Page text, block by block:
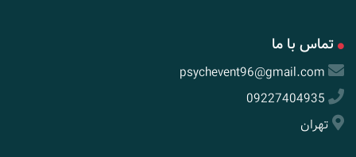
تماس با ما
psychevent96@gmail.com
09227404935
تهران